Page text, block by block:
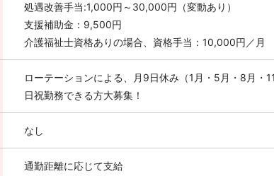
処遇改善手当:1,000円～30,000円（変動あり）
支援補助金：9,500円
介護福祉士資格ありの場合、資格手当：10,000円／月
ローテーションによる、月9日休み（1月・5月・8月・
日祝勤務できる方大募集！
なし
通勤距離に応じて支給